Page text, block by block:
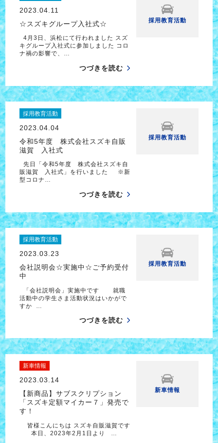
2023.04.11
☆スズキグループ入社式☆
4月3日、浜松にて行われました スズ
キグループ入社式に参加しました コロ
ナ禍の影響で、…
つづきを読む
採用教育活動
採用教育活動
2023.04.04
令和5年度 株式会社スズキ自販
滋賀 入社式
先日「令和5年度 株式会社スズキ自
販滋賀 入社式」を行いました ※新
型コロナ…
つづきを読む
採用教育活動
採用教育活動
2023.03.23
会社説明会☆実施中☆ご予約受付
中
「会社説明会」実施中です 就職
活動中の学生さま活動状況はいかがで
すか …
つづきを読む
採用教育活動
新車情報
2023.03.14
【新商品】サブスクリプション
「スズキ定額マイカー７」発売で
す！
皆様こんにちは スズキ自販滋賀です
本日、2023年2月1日より …
新車情報